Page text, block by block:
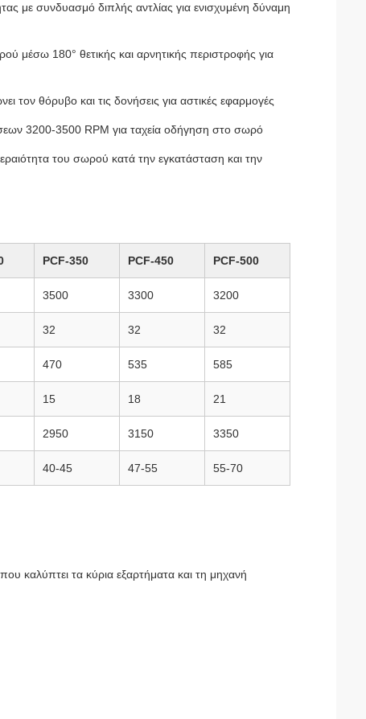
με συνδυασμό διπλής αντλίας για ενισχυμένη δύναμη
μέσω 180° θετικής και αρνητικής περιστροφής για
τον θόρυβο και τις δονήσεις για αστικές εφαρμογές
3200-3500 RPM για ταχεία οδήγηση στο σωρό
του σωρού κατά την εγκατάσταση και την
PCF-350 PCF-450 PCF-500
3500 3300 3200
32 32 32
470 535 585
15 18 21
2950 3150 3350
40-45 47-55 55-70
καλύπτει τα κύρια εξαρτήματα και τη μηχανή